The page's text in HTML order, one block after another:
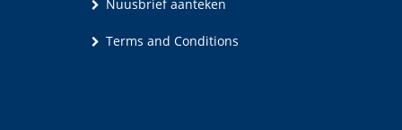
Nuusbrief aanteken
Terms and Conditions